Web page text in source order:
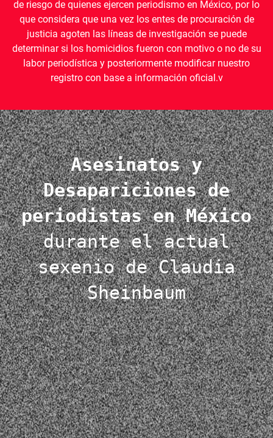
de riesgo de quienes ejercen periodismo en México, por lo
que considera que una vez los entes de procuración de
justicia agoten las líneas de investigación se puede
determinar si los homicidios fueron con motivo o no de su
labor periodística y posteriormente modificar nuestro
registro con base a información oficial.v
Asesinatos y
Desapariciones de
periodistas en México
durante el actual
sexenio de Claudia
Sheinbaum